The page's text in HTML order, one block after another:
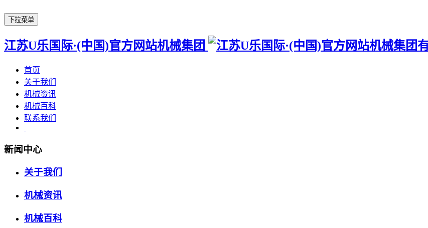
下拉菜单
江苏U乐国际·(中国)官方网站机械集团
首页
关于我们
机械资讯
机械百科
联系我们
新闻中心
关于我们
机械资讯
机械百科